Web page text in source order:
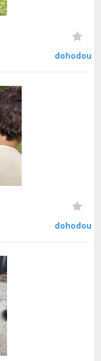
dohodou
dohodou